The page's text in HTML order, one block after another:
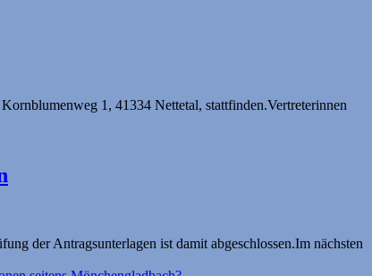
1, 41334 Nettetal, stattfinden.Vertreterinnen
der Antragsunterlagen ist damit abgeschlossen.Im nächsten